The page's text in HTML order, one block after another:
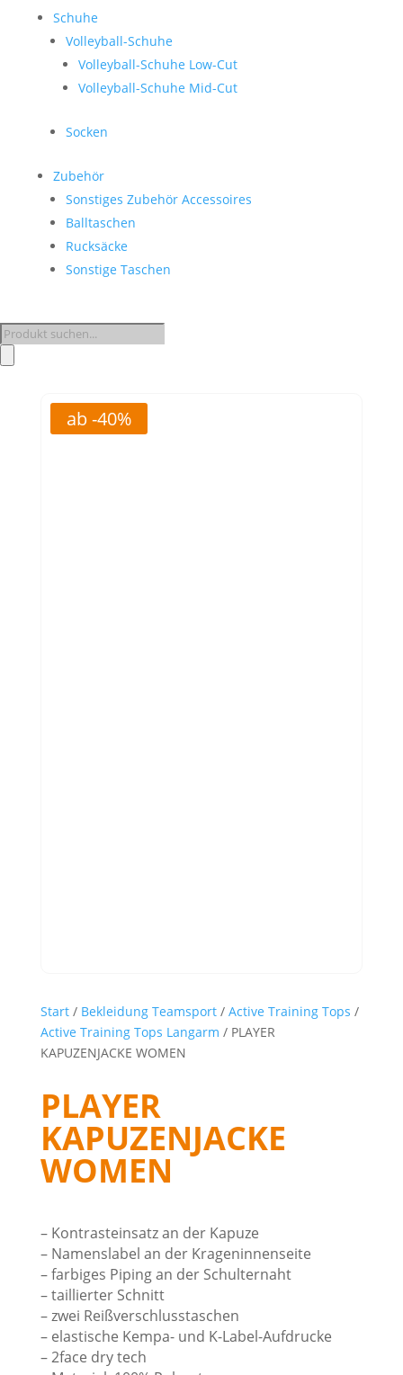
Schuhe
Volleyball-Schuhe
Volleyball-Schuhe Low-Cut
Volleyball-Schuhe Mid-Cut
Socken
Zubehör
Sonstiges Zubehör Accessoires
Balltaschen
Rucksäcke
Sonstige Taschen
Products
search
ab -40%
Start/ Bekleidung Teamsport/ Active Training Tops /
Active Training Tops Langarm / PLAYER
KAPUZENJACKE WOMEN
PLAYER
KAPUZENJACKE
WOMEN
– Kontrasteinsatz an der Kapuze
– Namenslabel an der Krageninnenseite
– farbiges Piping an der Schulternaht
– taillierter Schnitt
– zwei Reißverschlusstaschen
– elastische Kempa- und K-Label-Aufdrucke
– 2face dry tech